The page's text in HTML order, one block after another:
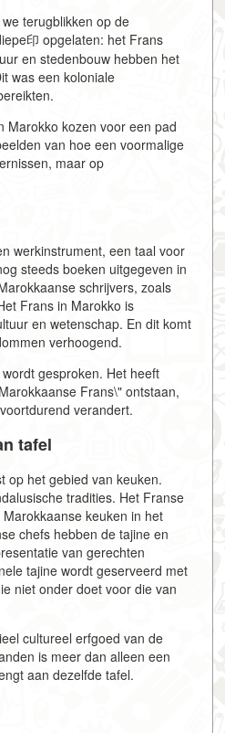
terugblikken op de
印 opgelaten: het Frans
en stedenbouw hebben het
was een koloniale
Marokko kozen voor een pad
van hoe een voormalige
maar op
werkinstrument, een taal voor
steeds boeken uitgegeven in
schrijvers, zoals
Frans in Marokko is
en wetenschap. En dit komt
verhoogend.
gesproken. Het heeft
Frans\" ontstaan,
verandert.
tafel
op het gebied van keuken.
tradities. Het Franse
keuken in het
chefs hebben de tajine en
van gerechten
tajine wordt geserveerd met
niet onder doet voor die van
cultureel erfgoed van de
is meer dan alleen een
aan dezelfde tafel.